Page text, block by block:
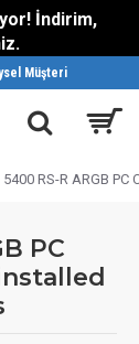
İndirim,
Müşteri
RS-R ARGB
PC